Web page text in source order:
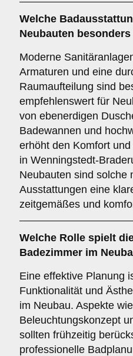
Welche
Neubauten
Moderne
Armaturen und eine
Raumaufteilung sind
empfehlenswert für
von ebenerdigen
Badewannen und
erhöht den Komfort
in Wenningstedt-
Neubauten sind solche
Ausstattungen eine
zeitgemäßes und
Welche Rolle spielt
Badezimmer im
Eine effektive Planung
Funktionalität und
im Neubau. Aspekte
Beleuchtungskonzept
sollten frühzeitig
professionelle